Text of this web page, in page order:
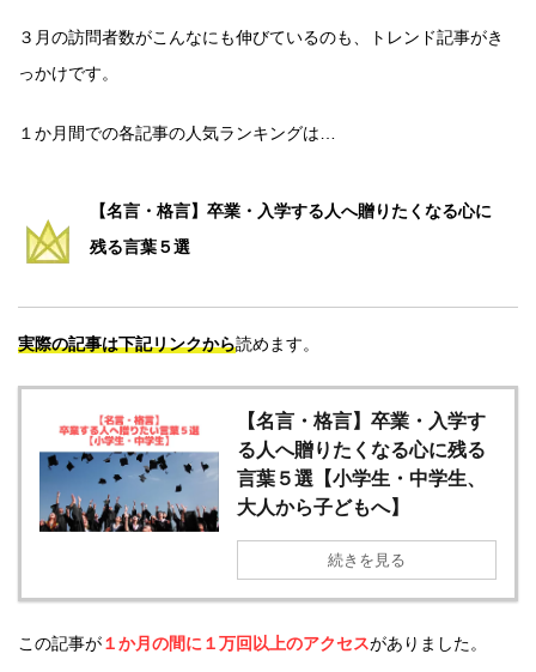
３月の訪問者数がこんなにも伸びているのも、トレンド記事がき
っかけです。
１か月間での各記事の人気ランキングは…
【名言・格言】卒業・入学する人へ贈りたくなる心に
残る言葉５選
実際の記事は下記リンクから読めます。
【名言・格言】卒業・入学す
る人へ贈りたくなる心に残る
言葉５選【小学生・中学生、
大人から子どもへ】
続きを見る
この記事が１か月の間に１万回以上のアクセスがありました。